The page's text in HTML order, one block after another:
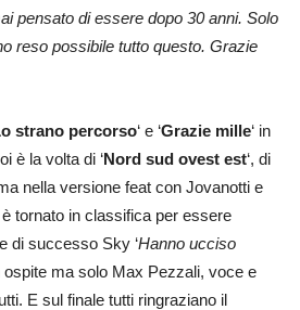
pensato di essere dopo 30 anni. Solo
reso possibile tutto questo. Grazie
strano percorso‘ e ‘Grazie mille‘ in
è la volta di ‘Nord sud ovest est‘, di
nella versione feat con Jovanotti e
è tornato in classifica per essere
di successo Sky ‘Hanno ucciso
ospite ma solo Max Pezzali, voce e
E sul finale tutti ringraziano il